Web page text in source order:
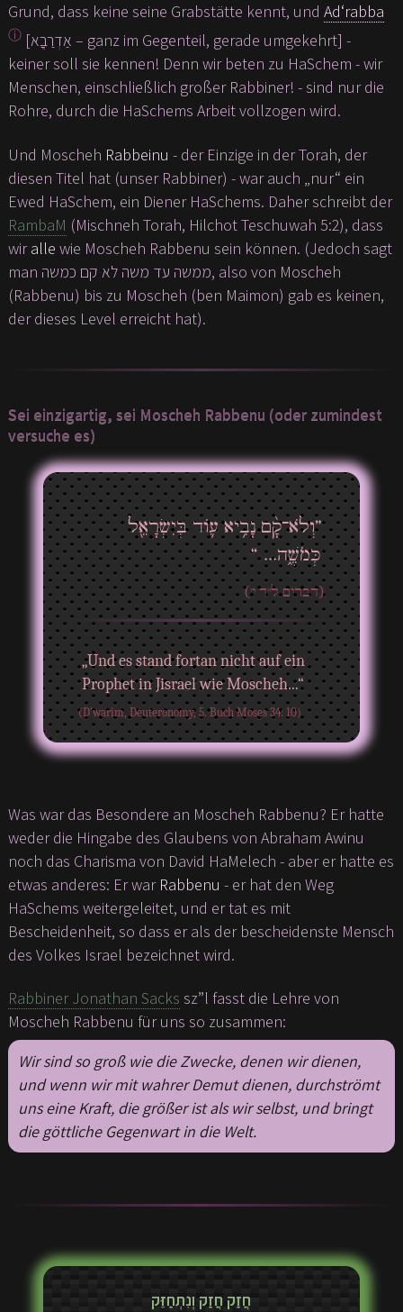
Grund, dass keine seine Grabstätte kennt, und Ad‘rabba
ⓘ[אַדְרַבֲָא – ganz im Gegenteil, gerade umgekehrt] -
keiner soll sie kennen! Denn wir beten zu HaSchem - wir
Menschen, einschließlich großer Rabbiner! - sind nur die
Rohre, durch die HaSchems Arbeit vollzogen wird.
Und Moscheh Rabbeinu - der Einzige in der Torah, der
diesen Titel hat (unser Rabbiner) - war auch „nur“ ein
Ewed HaSchem, ein Diener HaSchems. Daher schreibt der
RambaM (Mischneh Torah, Hilchot Teschuwah 5:2), dass
wiralle wie Moscheh Rabbenu sein können. (Jedoch sagt
man ממשה עד משה לא קם כמשה, also von Moscheh
(Rabbenu) bis zu Moscheh (ben Maimon) gab es keinen,
der dieses Level erreicht hat).
Sei einzigartig, sei Moscheh Rabbenu (oder zumindest
versuche es)
”וְלֹא־קָ֨ם נָבִ֥יא ע֛וֹד בְּיִשְׂרָאֵ֖ל
כְּמֹשֶׁ֑ה... “
(דברים ל"ד י')
„Und es stand fortan nicht auf ein
Prophet in Jisrael wie Moscheh...“
(D’warim, Deuteronomy, 5. Buch Moses 34: 10)
Was war das Besondere an Moscheh Rabbenu? Er hatte
weder die Hingabe des Glaubens von Abraham Awinu
noch das Charisma von David HaMelech - aber er hatte es
etwas anderes: Er war Rabbenu - er hat den Weg
HaSchems weitergeleitet, und er tat es mit
Bescheidenheit, so dass er als der bescheidenste Mensch
des Volkes Israel bezeichnet wird.
Rabbiner Jonathan Sacks sz”l fasst die Lehre von
Moscheh Rabbenu für uns so zusammen:
Wir sind so groß wie die Zwecke, denen wir dienen,
und wenn wir mit wahrer Demut dienen, durchströmt
uns eine Kraft, die größer ist als wir selbst, und bringt
die göttliche Gegenwart in die Welt.
חֲזַק חֲזַק וְנִתְחַזֵּק